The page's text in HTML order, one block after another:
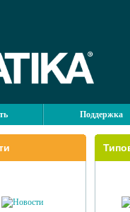
Поддержка